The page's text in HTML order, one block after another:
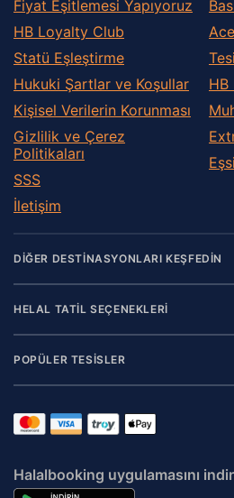
Fiyat Eşitlemesi Yapıyoruz
HB Loyalty Club
Statü Eşleştirme
Hukuki Şartlar ve Koşullar
Kişisel Verilerin Korunması
Gizlilik ve Çerez
Politikaları
SSS
İletişim
HB
DİĞER DESTİNASYONLARI KEŞFEDİN
HELAL TATİL SEÇENEKLERİ
POPÜLER TESİSLER
Halalbooking uygulamasını indir